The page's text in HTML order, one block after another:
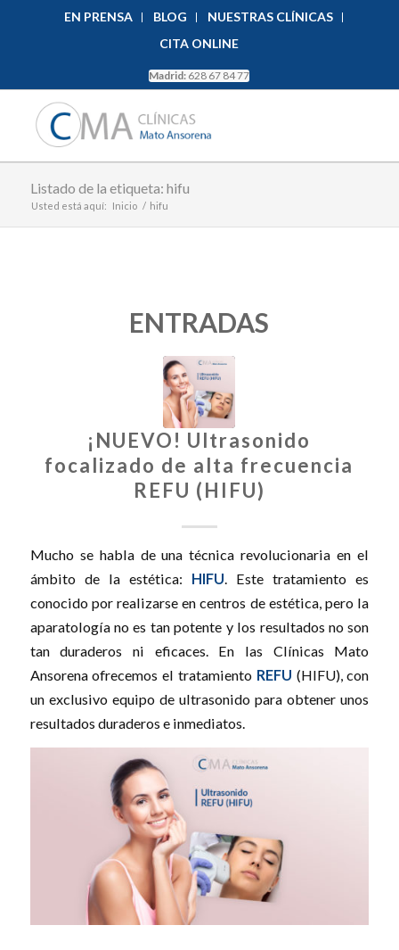
EN PRENSA BLOG
NUESTRAS CLÍNICAS
CITA ONLINE
Madrid: 628 67 84 77
Listado de la etiqueta: hifu
Usted está aquí: Inicio / hifu
ENTRADAS
¡NUEVO! Ultrasonido
focalizado de alta frecuencia
REFU (HIFU)
Mucho se habla de una técnica revolucionaria en el
ámbito de la estética: HIFU. Este tratamiento es
conocido por realizarse en centros de estética, pero la
aparatología no es tan potente y los resultados no son
tan duraderos ni eficaces. En las Clínicas Mato
Ansorena ofrecemos el tratamiento REFU (HIFU), con
un exclusivo equipo de ultrasonido para obtener unos
resultados duraderos e inmediatos.